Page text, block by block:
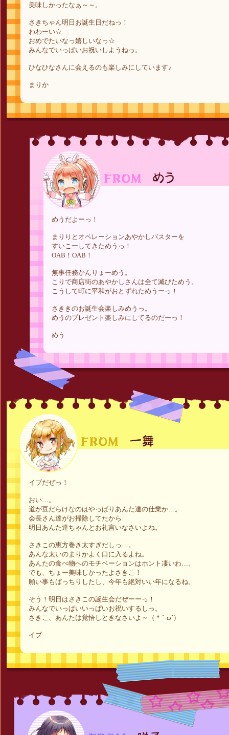
美味しかったなぁ～～。
さきちゃん明日お誕生日だねっ！
わわーい☆
おめでたいなっ嬉しいなっ☆
みんなでいっぱいお祝いしようねっ。
ひなひなさんに会えるのも楽しみにしています♪
まりか
めうだよーっ！
まりりとオペレーションあやかしバスターを
すいこーしてきためうっ！
OAB！OAB！
無事任務かんりょーめう。
こりで商店街のあやかしさんは全て滅びためう。
こうして町に平和がおとずれためうーっ！
さききのお誕生会楽しみめうっ。
めうのプレゼント楽しみにしてるのだーっ！
めう
イブだぜっ！
おい…。
道が豆だらけなのはやっぱりあんた達の仕業か…。
会長さん達がお掃除してたから
明日あんた達ちゃんとお礼言いなさいよね。
さきこの恵方巻き太すぎだしっ…。
あんな太いのまりかよく口に入るよね。
あんたの食べ物へのモチベーションはホント凄いわ…。
でも、ちょー美味しかったよさきこ！
願い事もばっちりしたし、今年も絶対いい年になるね。
そう！明日はさきこの誕生会だぜーーっ！
みんなでいっぱいいっぱいお祝いするしっ。
さきこ、あんたは覚悟しときなさいよ～（ *｀ω´）
イブ